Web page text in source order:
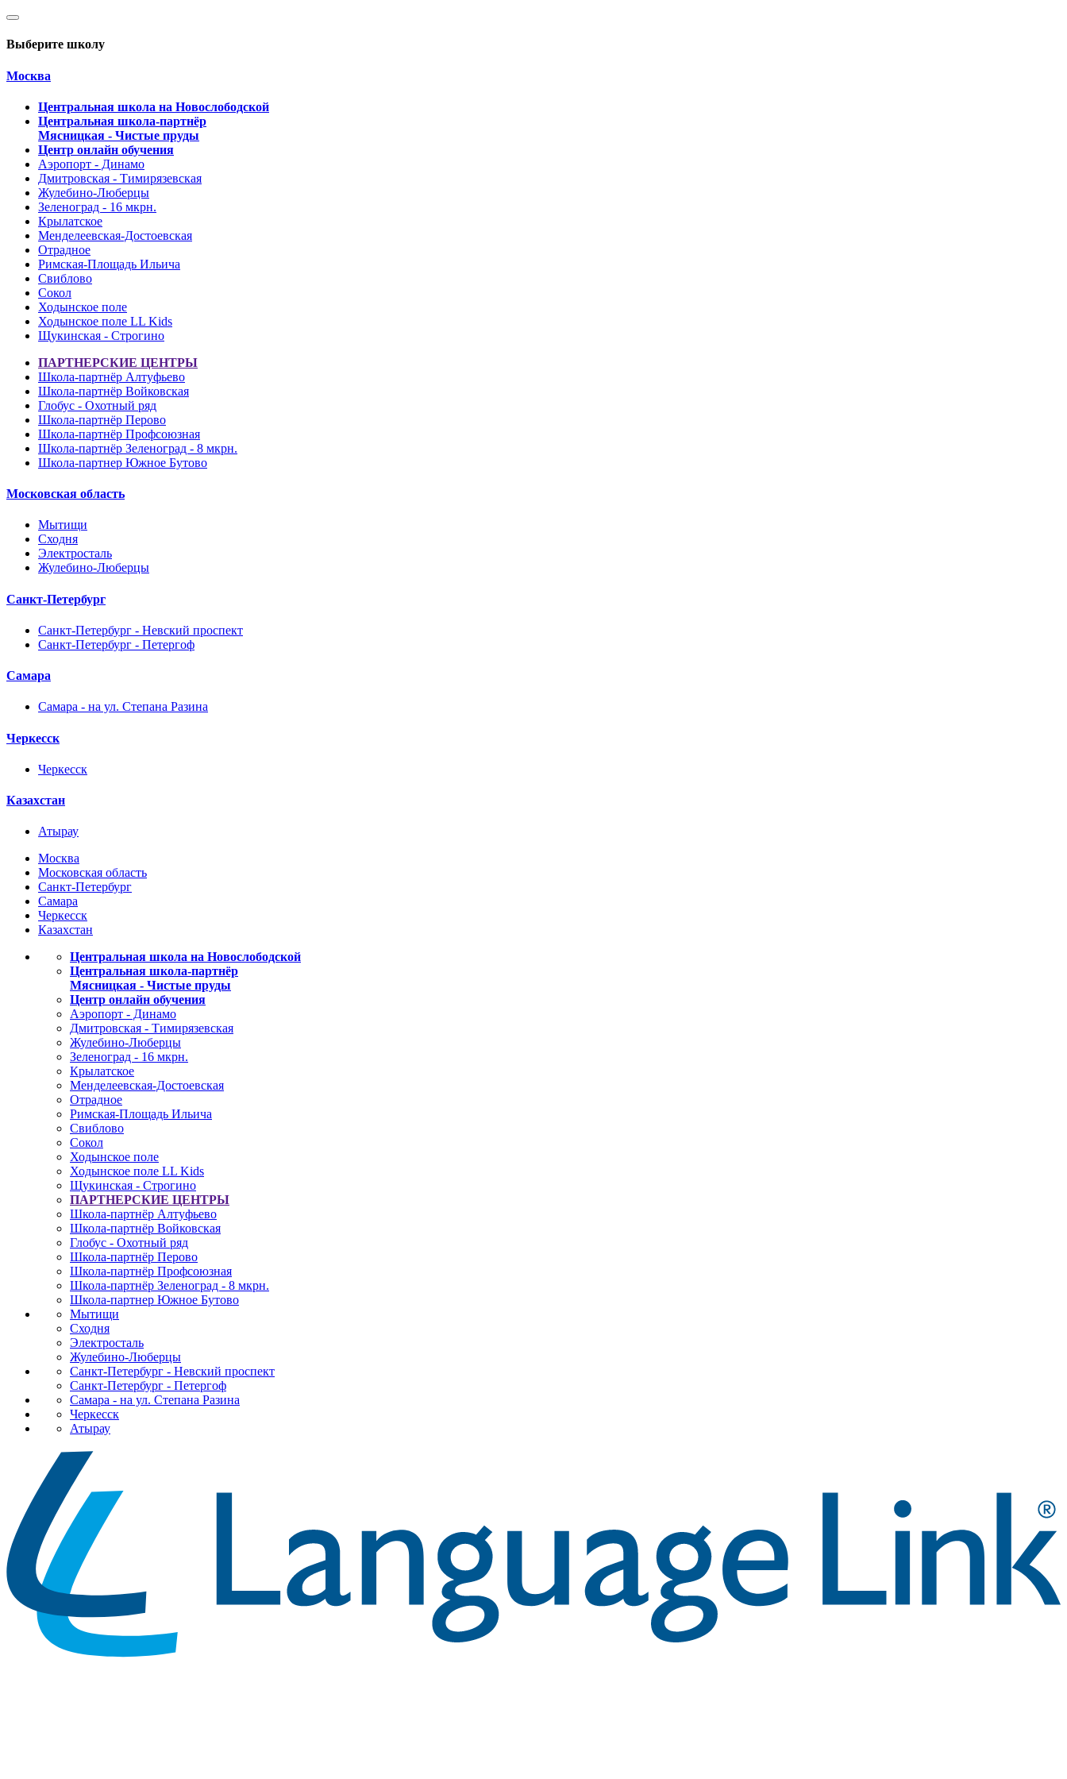
Выберите школу
Москва
Центральная школа на Новослободской
Центральная школа-партнёр
Мясницкая - Чистые пруды
Центр онлайн обучения
Аэропорт - Динамо
Дмитровская - Тимирязевская
Жулебино-Люберцы
Зеленоград - 16 мкрн.
Крылатское
Менделеевская-Достоевская
Отрадное
Римская-Площадь Ильича
Свиблово
Сокол
Ходынское поле
Ходынское поле LL Kids
Щукинская - Строгино
ПАРТНЕРСКИЕ ЦЕНТРЫ
Школа-партнёр Алтуфьево
Школа-партнёр Войковская
Глобус - Охотный ряд
Школа-партнёр Перово
Школа-партнёр Профсоюзная
Школа-партнёр Зеленоград - 8 мкрн.
Школа-партнер Южное Бутово
Московская область
Мытищи
Сходня
Электросталь
Жулебино-Люберцы
Санкт-Петербург
Санкт-Петербург - Невский проспект
Санкт-Петербург - Петергоф
Самара
Самара - на ул. Степана Разина
Черкесск
Черкесск
Казахстан
Атырау
Москва
Московская область
Санкт-Петербург
Самара
Черкесск
Казахстан
Центральная школа на Новослободской
Центральная школа-партнёр
Мясницкая - Чистые пруды
Центр онлайн обучения
Аэропорт - Динамо
Дмитровская - Тимирязевская
Жулебино-Люберцы
Зеленоград - 16 мкрн.
Крылатское
Менделеевская-Достоевская
Отрадное
Римская-Площадь Ильича
Свиблово
Сокол
Ходынское поле
Ходынское поле LL Kids
Щукинская - Строгино
ПАРТНЕРСКИЕ ЦЕНТРЫ
Школа-партнёр Алтуфьево
Школа-партнёр Войковская
Глобус - Охотный ряд
Школа-партнёр Перово
Школа-партнёр Профсоюзная
Школа-партнёр Зеленоград - 8 мкрн.
Школа-партнер Южное Бутово
Мытищи
Сходня
Электросталь
Жулебино-Люберцы
Санкт-Петербург - Невский проспект
Санкт-Петербург - Петергоф
Самара - на ул. Степана Разина
Черкесск
Атырау